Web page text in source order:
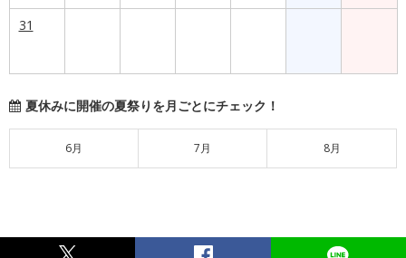
31
夏休みに開催の夏祭りを月ごとにチェック！
6月 7月 8月